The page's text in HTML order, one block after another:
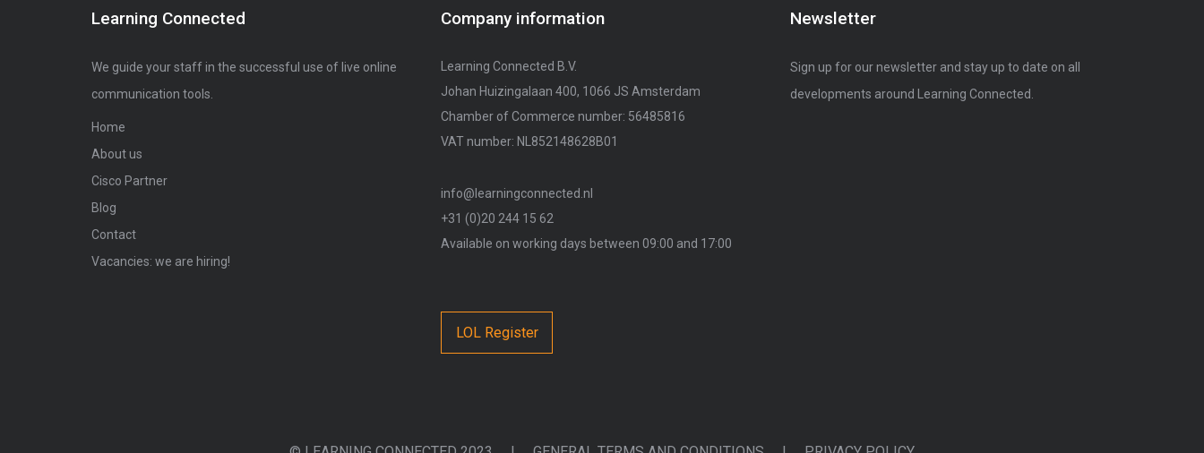
Learning Connected
We guide your staff in the successful use of live online
communication tools.
Home
About us
Cisco Partner
Blog
Contact
Vacancies: we are hiring!
Company information
Learning Connected B.V.
Johan Huizingalaan 400, 1066 JS Amsterdam
Chamber of Commerce number: 56485816
VAT number: NL852148628B01
info@learningconnected.nl
+31 (0)20 244 15 62
Available on working days between 09:00 and 17:00
LOL Register
Newsletter
Sign up for our newsletter and stay up to date on all
developments around Learning Connected.